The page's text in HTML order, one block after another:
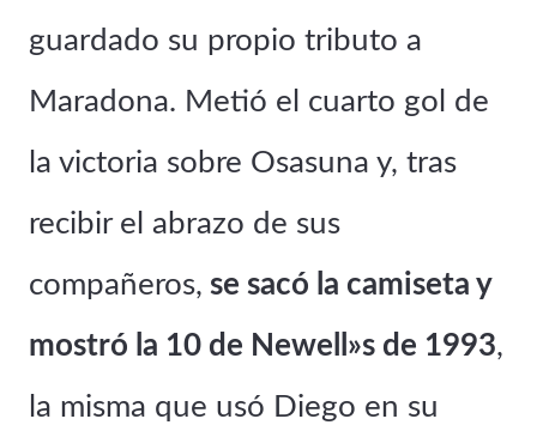
guardado su propio tributo a
Maradona. Metió el cuarto gol de
la victoria sobre Osasuna y, tras
recibir el abrazo de sus
compañeros, se sacó la camiseta y
mostró la 10 de Newell»s de 1993,
la misma que usó Diego en su